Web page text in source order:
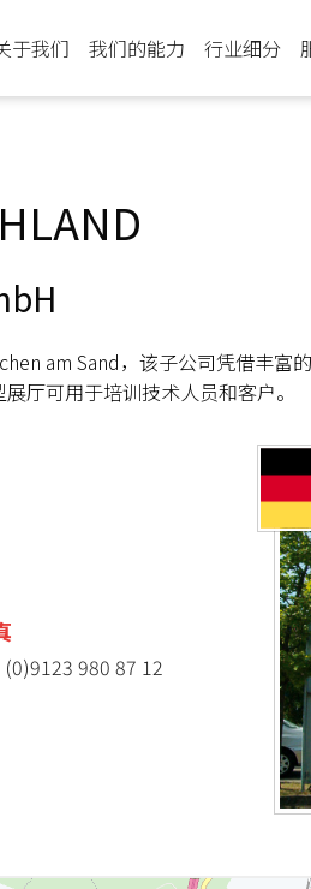
于我们 我们的能力 行业细分
am Sand，该子公司凭借丰富
厅可用于培训技术人员和客户。
(0)9123 980 87 12